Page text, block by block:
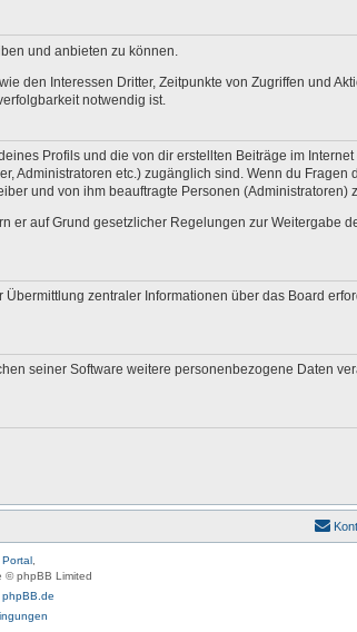
und anbieten zu können.
den Interessen Dritter, Zeitpunkte von Zugriffen und
notwendig ist.
Profils und die von dir erstellten Beiträge im
Administratoren etc.) zugänglich sind. Wenn du Fragen
und von ihm beauftragte Personen (Administratoren)
auf Grund gesetzlicher Regelungen zur Weitergabe
zentraler Informationen über das Board
seiner Software weitere personenbezogene Daten
Portal,
© phpBB Limited
phpBB.de